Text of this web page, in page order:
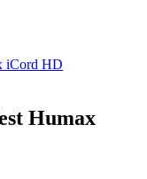
Humax